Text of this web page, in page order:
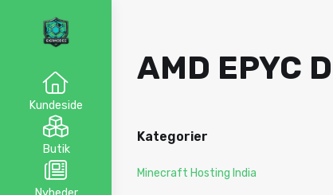
Kundeside
Butik
AMD EPYC
Kategorier
Minecraft Hosting India